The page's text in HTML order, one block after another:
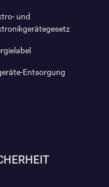
und
Entsorgung